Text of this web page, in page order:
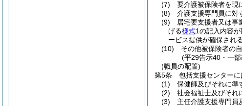
(7)
要介護被保険者を現
(8)
介護支援専門員に対
(9)
居宅要支援者又は事
げる様式1の記入内容
ービス提供が確保され
(10)
その他被保険者の
(平29告示40・一
(職員の配置)
第5条
包括支援センターに
(1)
保健師及びそれに準
(2)
社会福祉士及びそれ
(3)
主任介護支援専門員